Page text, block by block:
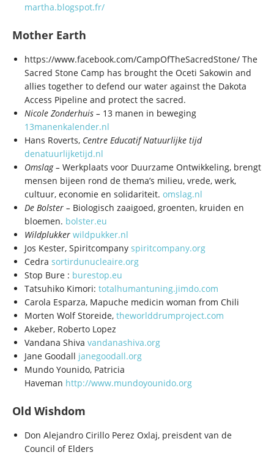
martha.blogspot.fr/
Mother Earth
https://www.facebook.com/CampOfTheSacredStone/ The
Sacred Stone Camp has brought the Oceti Sakowin and
allies together to defend our water against the Dakota
Access Pipeline and protect the sacred.
Nicole Zonderhuis – 13 manen in beweging
13manenkalender.nl
Hans Roverts, Centre Educatif Natuurlijke tijd
denatuurlijketijd.nl
Omslag – Werkplaats voor Duurzame Ontwikkeling, brengt
mensen bijeen rond de thema’s milieu, vrede, werk,
cultuur, economie en solidariteit. omslag.nl
De Bolster – Biologisch zaaigoed, groenten, kruiden en
bloemen. bolster.eu
Wildplukker wildpukker.nl
Jos Kester, Spiritcompany spiritcompany.org
Cedra sortirdunucleaire.org
Stop Bure : burestop.eu
Tatsuhiko Kimori: totalhumantuning.jimdo.com
Carola Esparza, Mapuche medicin woman from Chili
Morten Wolf Storeide, theworlddrumproject.com
Akeber, Roberto Lopez
Vandana Shiva vandanashiva.org
Jane Goodall janegoodall.org
Mundo Younido, Patricia
Haveman http://www.mundoyounido.org
Old Wishdom
Don Alejandro Cirillo Perez Oxlaj, preisdent van de
Council of Elders